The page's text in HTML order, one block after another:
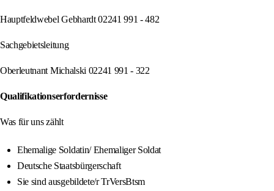
Hauptfeldwebel Gebhardt 02241 991 - 482
Sachgebietsleitung
Oberleutnant Michalski 02241 991 - 322
Qualifikationserfordernisse
Was für uns zählt
Ehemalige Soldatin/ Ehemaliger Soldat
Deutsche Staatsbürgerschaft
Sie sind ausgebildete/r TrVersBtsm